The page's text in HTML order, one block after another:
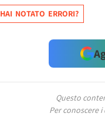
HAI NOTATO ERRORI?
Questo
Per conoscere